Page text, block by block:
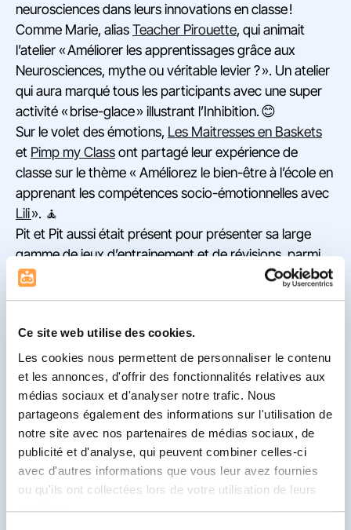
Ce site web utilise des cookies.
Les cookies nous permettent de personnaliser le contenu
et les annonces, d'offrir des fonctionnalités relatives aux
médias sociaux et d'analyser notre trafic. Nous
partageons également des informations sur l'utilisation de
notre site avec nos partenaires de médias sociaux, de
publicité et d'analyse, qui peuvent combiner celles-ci
avec d'autres informations que vous leur avez fournies
ou qu'ils ont collectées lors de votre utilisation de leurs
services.
neurosciences dans leurs innovations en classe !
Comme Marie, aliasTeacher Pirouette, qui animait
l’atelier « Améliorer les apprentissages grâce aux
Neurosciences, mythe ou véritable levier ? ». Un atelier
qui aura marqué tous les participants avec une super
activité « brise-glace » illustrant l’Inhibition. 😊
Sur le volet des émotions, Les Maitresses en Baskets
et Pimp my Classont partagé leur expérience de
classe sur le thème « Améliorez le bien-être à l’école en
apprenant les compétences socio-émotionnelles avec
Lili». 🧘
Pit et Pit aussi était présent pour présenter sa large
gamme de jeux d’entrainement et de révisions, parmi
lesquels figure un
et sa cartographie !
éditions Nathan, avec qui nous partageons la même
conviction de l’apport des neurosciences dans les
mécanismes d’apprentissage. 👩🏻‍🏫